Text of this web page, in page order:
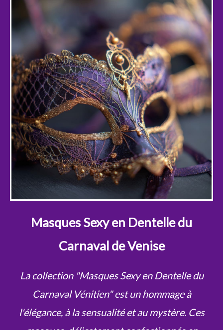
Masques Sexy en Dentelle du
Carnaval de Venise
La collection "Masques Sexy en Dentelle du
Carnaval Vénitien" est un hommage à
l'élégance, à la sensualité et au mystère. Ces